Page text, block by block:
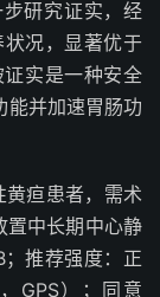
研究证实，经
况，显著优于
证实是一种安全
能并加速胃肠功
黄疸患者，需术
置中长期中心静
；推荐强度：正
， GPS）
；同意